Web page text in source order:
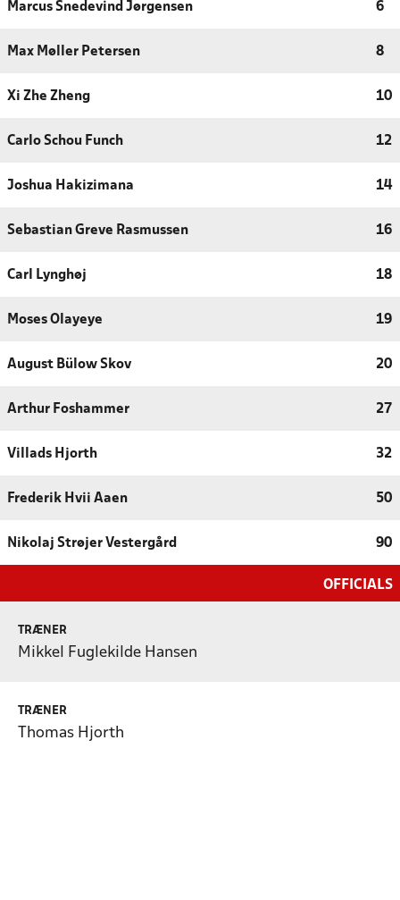
Marcus Snedevind Jørgensen 6
Max Møller Petersen 8
Xi Zhe Zheng 10
Carlo Schou Funch 12
Joshua Hakizimana 14
Sebastian Greve Rasmussen 16
Carl Lynghøj 18
Moses Olayeye 19
August Bülow Skov 20
Arthur Foshammer 27
Villads Hjorth 32
Frederik Hvii Aaen 50
Nikolaj Strøjer Vestergård 90
OFFICIALS
TRÆNER
Mikkel Fuglekilde Hansen
TRÆNER
Thomas Hjorth